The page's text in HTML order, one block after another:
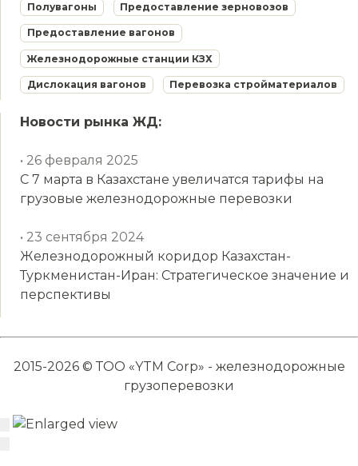
Полувагоны Предоставление зерновозов
Предоставление вагонов
Железнодорожные станции КЗХ
Дислокация вагонов Перевозка стройматериалов
Новости рынка ЖД:
• 26 февраля 2025
С 7 марта в Казахстане увеличатся тарифы на
грузовые железнодорожные перевозки
• 23 сентября 2024
Железнодорожный коридор Казахстан-
Туркменистан-Иран: Стратегическое значение и
перспективы
2015-2026 © ТОО «YTM Corp» - железнодорожные
грузоперевозки